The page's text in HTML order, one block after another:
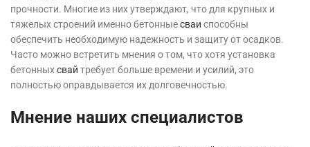
прочности. Многие из них утверждают, что для крупных и
тяжелых строений именно бетонныесваи способны
обеспечить необходимую надежность и защиту от осадков.
Часто можно встретить мнения о том, что хотя установка
бетонныхсвай требует больше времени и усилий, это
полностью оправдывается их долговечностью.
Мнение наших специалистов